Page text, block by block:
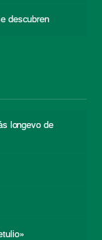
descubren
longevo de